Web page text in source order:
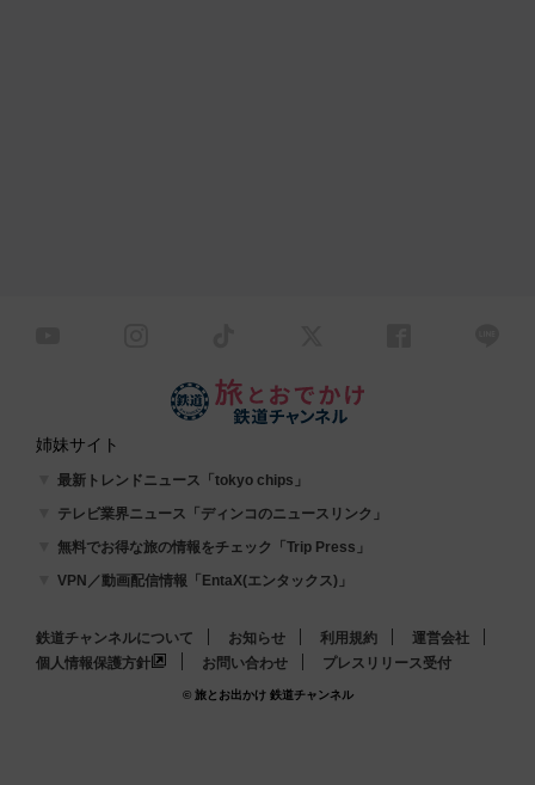
姉妹サイト
最新トレンドニュース「tokyo chips」
テレビ業界ニュース「ディンコのニュースリンク」
無料でお得な旅の情報をチェック「Trip Press」
VPN／動画配信情報「EntaX(エンタックス)」
鉄道チャンネルについて お知らせ 利用規約
運営会社
個人情報保護方針
お問い合わせ プレスリリース受付
© 旅とお出かけ 鉄道チャンネル